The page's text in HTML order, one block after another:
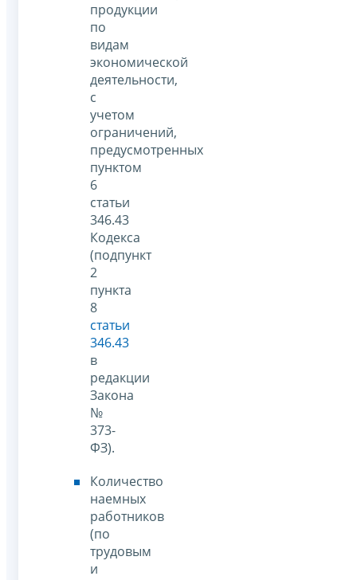
продукции
по
видам
экономической
деятельности,
с
учетом
ограничений,
предусмотренных
пунктом
6
статьи
346.43
Кодекса
(подпункт
2
пункта
8
статьи
346.43
в
редакции
Закона
№
373-
ФЗ).
Количество
наемных
работников
(по
трудовым
и